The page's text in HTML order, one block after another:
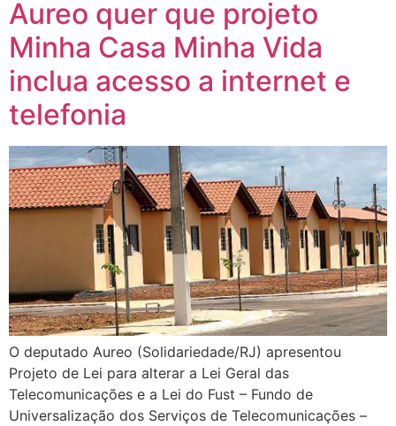
Aureo quer que projeto
Minha Casa Minha Vida
inclua acesso a internet e
telefonia
O deputado Aureo (Solidariedade/RJ) apresentou
Projeto de Lei para alterar a Lei Geral das
Telecomunicações e a Lei do Fust – Fundo de
Universalização dos Serviços de Telecomunicações –